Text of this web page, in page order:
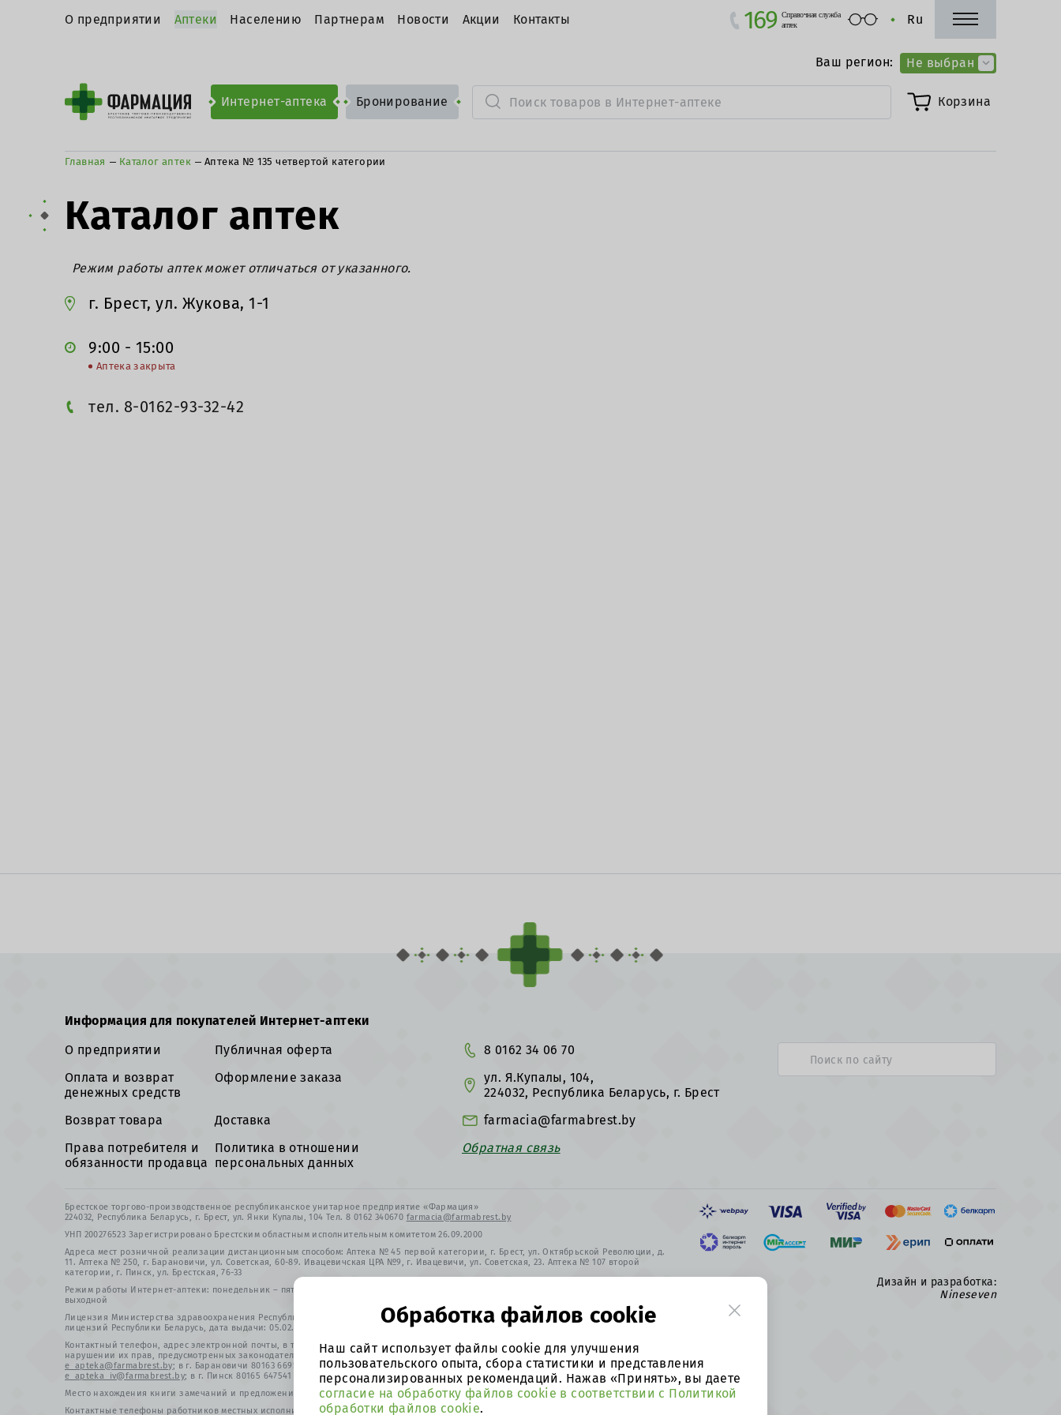
О предприятии Аптеки Населению Партнерам Новости Акции Контакты 169 Справочная служба
аптек
Ru
Ваш регион: Не выбран
Интернет-аптека Бронирование Корзина
Главная Каталог аптек Аптека № 135 четвертой категории
Каталог аптек
Режим работы аптек может отличаться от указанного.
г. Брест, ул. Жукова, 1-1
9:00 - 15:00
Аптека закрыта
тел. 8-0162-93-32-42
Информация для покупателей Интернет-аптеки
О предприятии
Публичная оферта
Оплата и возврат
денежных средств
Оформление заказа
Возврат товара
Доставка
Права потребителя и
обязанности продавца
Политика в отношении
персональных данных
8 0162 34 06 70
ул. Я.Купалы, 104,
224032, Республика Беларусь, г. Брест
farmacia@farmabrest.by
Обратная связь
Брестское торгово-производственное республиканское унитарное предприятие «Фармация»
224032, Республика Беларусь, г. Брест, ул. Янки Купалы, 104 Тел. 8 0162 340670 farmacia@farmabrest.by
УНП 200276523 Зарегистрировано Брестским областным исполнительным комитетом 26.09.2000
Адреса мест розничной реализации дистанционным способом: Аптека № 45 первой категории, г. Брест, ул. Октябрьской Революции, д.
11. Аптека № 250, г. Барановичи, ул. Советская, 60-89. Ивацевичская ЦРА №9, г. Ивацевичи, ул. Советская, 23. Аптека № 107 второй
категории, г. Пинск, ул. Брестская, 76-33
Режим работы Интернет-аптеки: понедельник – пятница 8.00 – 21.00 Суббота 9.00 - 20.00 Воскресенье 9.00 - 17.00 Праздничные дни –
выходной
Лицензия Министерства здравоохранения Республики Беларусь на фармацевтическую деятельность№ 43200000060805в Едином реестре
лицензий Республики Беларусь, дата выдачи: 05.02.1997. Зарегистрировано в Торговом реестре Республики Беларусь 19.12.2023 № 570058
Контактный телефон, адрес электронной почты, в том числе лица, уполномоченного продавцом рассматривать обращения покупателей о
нарушении их прав, предусмотренных законодательством о защите прав потребителей: в г. Бресте 80162 525890, 524886
e_apteka@farmabrest.by; в г. Барановичи 80163 669561 e_apteka_bar@farmabrest.by; в г. Ивацевичи 8 0164 592664
e_apteka_iv@farmabrest.by; в г. Пинск 80165 647541
e_apteka_pinsk@farmabrest.by
Место нахождения книги замечаний и предложений: соответствует адресу розничной реализации дистанционным способом
Контактные телефоны работников местных исполнительных и распорядительных органов, уполномоченных рассматривать обращения
Дизайн и разработка:
Nineseven
Обработка файлов cookie
Наш сайт использует файлы cookie для улучшения
пользовательского опыта, сбора статистики и представления
персонализированных рекомендаций. Нажав «Принять», вы даете
согласие на обработку файлов cookie в соответствии с Политикой
обработки файлов cookie.